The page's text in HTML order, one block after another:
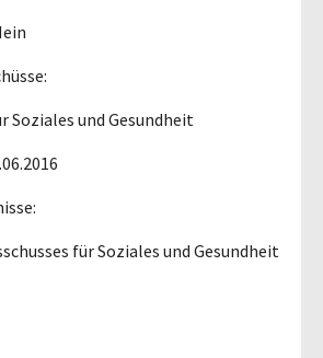
und Gesundheit
für Soziales und Gesundheit